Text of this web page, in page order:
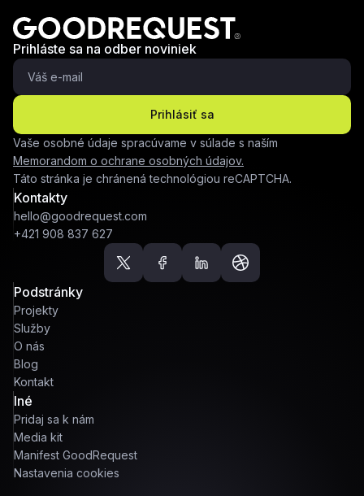
Prihláste sa na odber noviniek
Prihlásiť sa
Vaše osobné údaje spracúvame v súlade s naším
Memorandom o ochrane osobných údajov.
Táto stránka je chránená technológiou reCAPTCHA.
Kontakty
hello@goodrequest.com
+421 908 837 627
Podstránky
Projekty
Služby
O nás
Blog
Kontakt
Iné
Pridaj sa k nám
Media kit
Manifest GoodRequest
Nastavenia cookies